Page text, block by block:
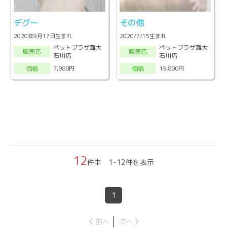
デグー
2020年9月17日生まれ
販売店
ペットプラザ灘大
石川店
価格
7,980円
その他
2020/7/15生まれ
販売店
ペットプラザ灘大
石川店
価格
19,800円
12件中 1-12件を表示
1
前へ 次へ